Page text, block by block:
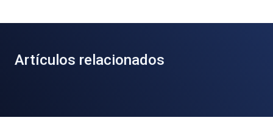
Artículos relacionados